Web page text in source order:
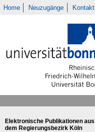
Home Neuzugänge Kontakt
Elektronische Publikationen aus
dem Regierungsbezirk Köln